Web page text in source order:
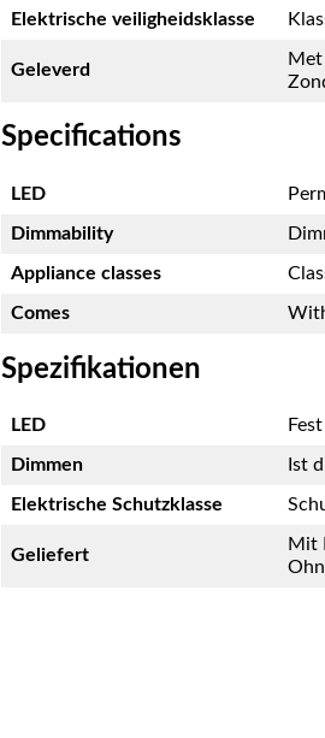
Elektrische veiligheidsklasse
Geleverd
Specifications
LED
Dimmability
Appliance classes
Comes
Spezifikationen
LED
Dimmen Ist
Elektrische Schutzklasse
Geliefert
Mit